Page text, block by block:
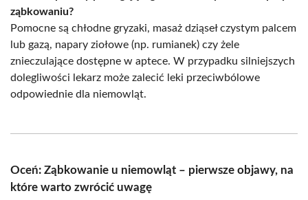
ząbkowaniu?
Pomocne są chłodne gryzaki, masaż dziąseł czystym palcem
lub gazą, napary ziołowe (np. rumianek) czy żele
znieczulające dostępne w aptece. W przypadku silniejszych
dolegliwości lekarz może zalecić leki przeciwbólowe
odpowiednie dla niemowląt.
Oceń: Ząbkowanie u niemowląt – pierwsze objawy, na
które warto zwrócić uwagę